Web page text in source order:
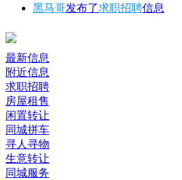
黑马哥发布了求职招聘信息
最新信息
附近信息
求职招聘
房屋租售
闲置转让
同城拼车
寻人寻物
生意转让
同城服务